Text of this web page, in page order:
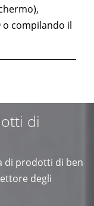
o compilando il
di
di prodotti di ben
degli